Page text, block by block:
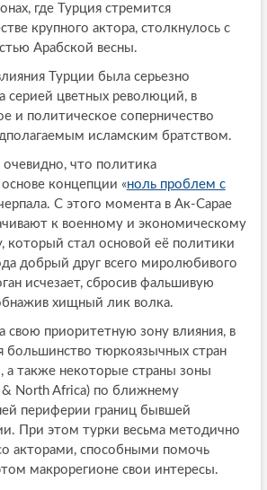
где Турция стремится
крупного актора, столкнулось с
Арабской весны.
Турции была серьезно
серией цветных революций, в
и политическое соперничество
исламским братством.
очевидно, что политика
концепции «ноль проблем с
С этого момента в Ак-Сарае
к военному и экономическому
который стал основой её политики
добрый друг всего миролюбивого
исчезает, сбросив фальшивую
хищный лик волка.
свою приоритетную зону влияния, в
большинство тюркоязычных стран
а также некоторые страны зоны
& North Africa) по ближнему
периферии границ бывшей
При этом турки весьма методично
акторами, способными помочь
макрорегионе свои интересы.